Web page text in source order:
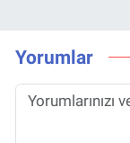
Yorumlar